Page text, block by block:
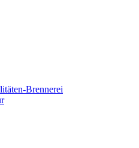
Brennerei